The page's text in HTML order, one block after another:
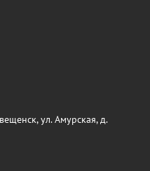
ул. Амурская, д.